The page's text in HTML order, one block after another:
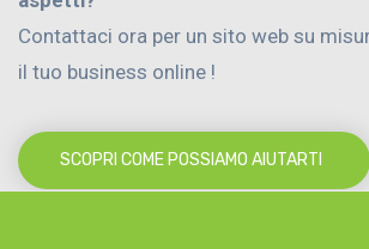
Contattaci ora per un sito web su
il tuo business online !
SCOPRI COME POSSIAMO AIUTARTI